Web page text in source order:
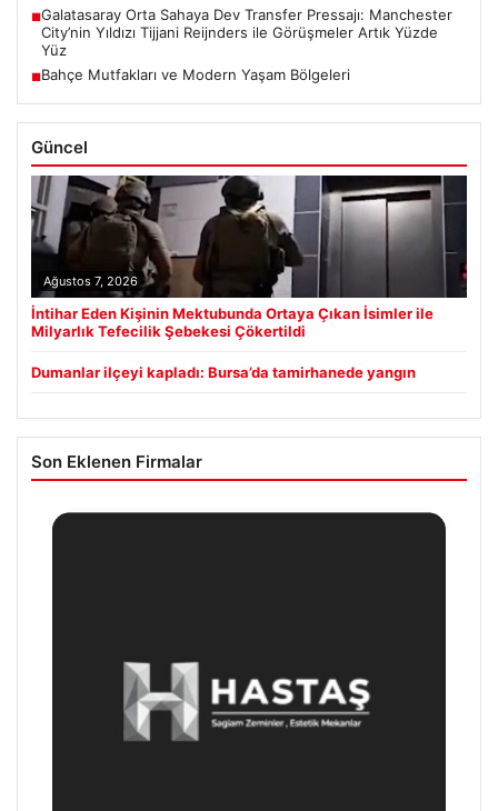
■Galatasaray Orta Sahaya Dev Transfer Pressajı: Manchester
City’nin Yıldızı Tijjani Reijnders ile Görüşmeler Artık Yüzde
Yüz
■Bahçe Mutfakları ve Modern Yaşam Bölgeleri
Güncel
Ağustos 7, 2026
İntihar Eden Kişinin Mektubunda Ortaya Çıkan İsimler ile
Milyarlık Tefecilik Şebekesi Çökertildi
Dumanlar ilçeyi kapladı: Bursa’da tamirhanede yangın
Son Eklenen Firmalar